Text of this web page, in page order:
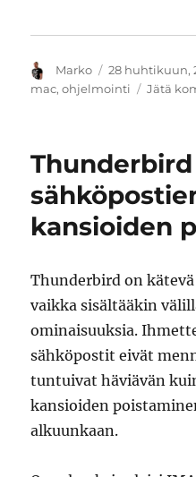
Kirjoittaja
Marko Julkaistu
28 huhtikuun,
mac,ohjelmointi Jätä
kansioiden
Thunderbird on
vaikka sisältääkin
ominaisuuksia.
sähköpostit eivät
tuntuivat häviävän
kansioiden
alkuunkaan.